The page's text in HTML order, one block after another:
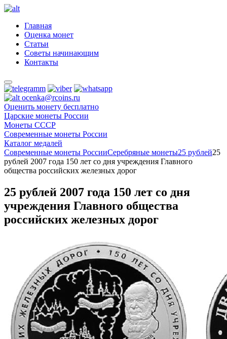
Главная
Оценка монет
Статьи
Советы начинающим
Контакты
ocenka@rcoins.ru
Оценить монету бесплатно
Царские монеты России
Монеты СССР
Современные монеты России
Каталог медалей
Современные монеты РоссииСеребряные монеты25 рублей25
рублей 2007 года 150 лет со дня учреждения Главного
общества российских железных дорог
25 рублей 2007 года 150 лет со дня
учреждения Главного общества
российских железных дорог